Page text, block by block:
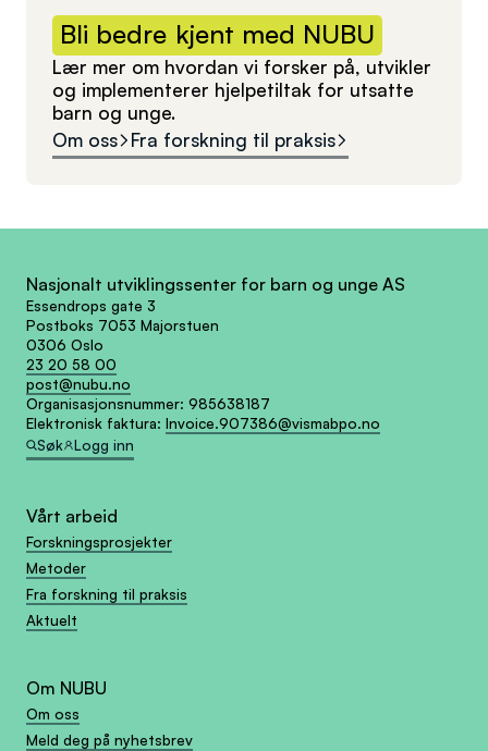
Bli bedre kjent med NUBU
Lær mer om hvordan vi forsker på, utvikler
og implementerer hjelpetiltak for utsatte
barn og unge.
Om oss
Fra forskning til praksis
Nasjonalt utviklingssenter for barn og unge AS
Essendrops gate 3
Postboks 7053 Majorstuen
0306 Oslo
23 20 58 00
post@nubu.no
Organisasjonsnummer: 985638187
Elektronisk faktura: Invoice.907386@vismabpo.no
Søk
Logg inn
Vårt arbeid
Forskningsprosjekter
Metoder
Fra forskning til praksis
Aktuelt
Om NUBU
Om oss
Meld deg på nyhetsbrev